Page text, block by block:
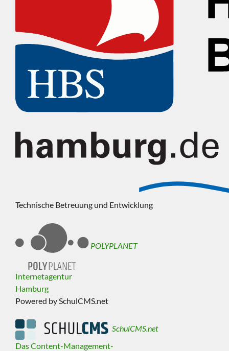
Technische Betreuung und Entwicklung
POLYPLANET
Internetagentur
Hamburg
Powered by SchulCMS.net
SchulCMS.net
Das Content-Management-